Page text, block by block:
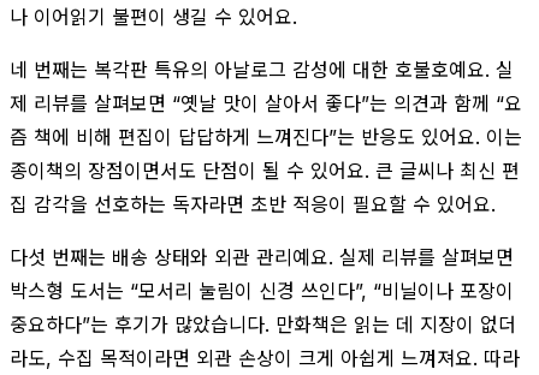
나 이어읽기 불편이 생길 수 있어요.
네 번째는 복각판 특유의 아날로그 감성에 대한 호불호예요. 실
제 리뷰를 살펴보면 “옛날 맛이 살아서 좋다”는 의견과 함께 “요
즘 책에 비해 편집이 답답하게 느껴진다”는 반응도 있어요. 이는
종이책의 장점이면서도 단점이 될 수 있어요. 큰 글씨나 최신 편
집 감각을 선호하는 독자라면 초반 적응이 필요할 수 있어요.
다섯 번째는 배송 상태와 외관 관리예요. 실제 리뷰를 살펴보면
박스형 도서는 “모서리 눌림이 신경 쓰인다”, “비닐이나 포장이
중요하다”는 후기가 많았습니다. 만화책은 읽는 데 지장이 없더
라도, 수집 목적이라면 외관 손상이 크게 아쉽게 느껴져요. 따라